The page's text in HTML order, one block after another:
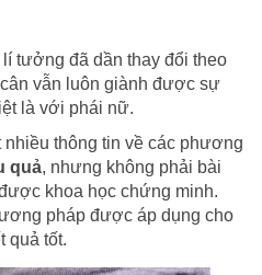
tưởng đã dần thay đổi theo
vẫn luôn giành được sự
là với phái nữ.
nhiều thông tin về các phương
quả, nhưng không phải bài
khoa học chứng minh.
pháp được áp dụng cho
quả tốt.